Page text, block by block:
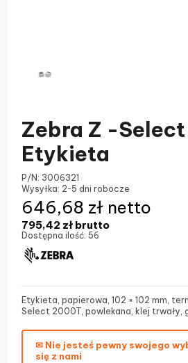
Zebra Z -
Etykieta
P/N: 3006321
Wysyłka: 2-5 dni robocze
795,42 zł brutto
646,68 zł netto
Dostępna ilość: 56
Etykieta, papierowa, 102 × 102 mm,
Select 2000T, powlekana, klej trwały,
✉ Nie jesteś pewny swojego
się z nami